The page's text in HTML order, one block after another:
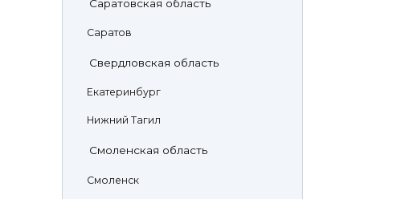
Саратовская область
Саратов
Свердловская область
Екатеринбург
Нижний Тагил
Смоленская область
Смоленск